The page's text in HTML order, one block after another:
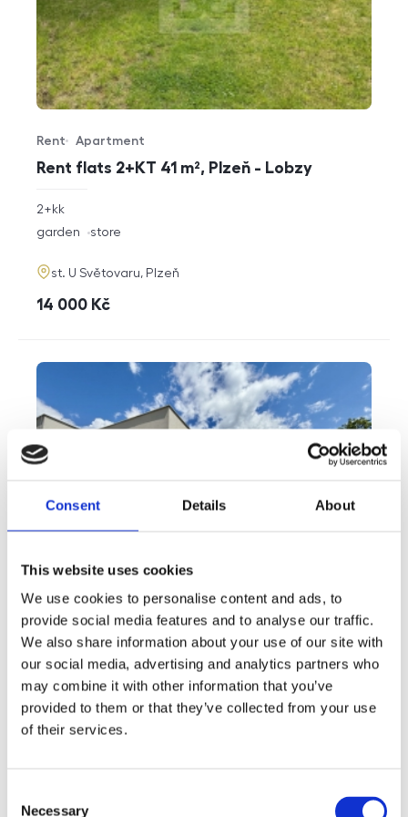
Consent Details About
This website uses cookies
We use cookies to personalise content and ads, to
provide social media features and to analyse our traffic.
We also share information about your use of our site with
our social media, advertising and analytics partners who
may combine it with other information that you’ve
provided to them or that they’ve collected from your use
of their services.
Necessary
Rent flats 2+KT 41 m², Plzeň - Lobzy
Offer type
Rent
Property type
Apartment
rozměry
2+kk
funkce
garden store
adresa
st. U Světovaru, Plzeň
cena
14 000 Kč
Sale houses Family, 181 m² - Unhošť
Offer type
Sale
Property type
House
Virtuální prohlídka
360° video
disposition
Family